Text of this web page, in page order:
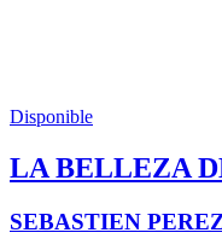
Disponible
LA BELLEZA
SEBASTIEN